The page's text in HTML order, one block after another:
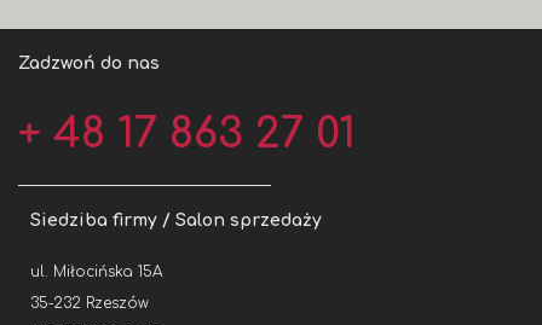
Zadzwoń do nas
+ 48 17 863 27 01
Siedziba firmy / Salon sprzedaży
ul. Miłocińska 15A
35-232 Rzeszów